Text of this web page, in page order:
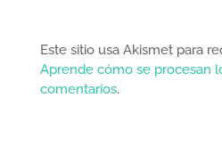
Este sitio usa Akismet para
Aprende cómo se procesan
comentarios.